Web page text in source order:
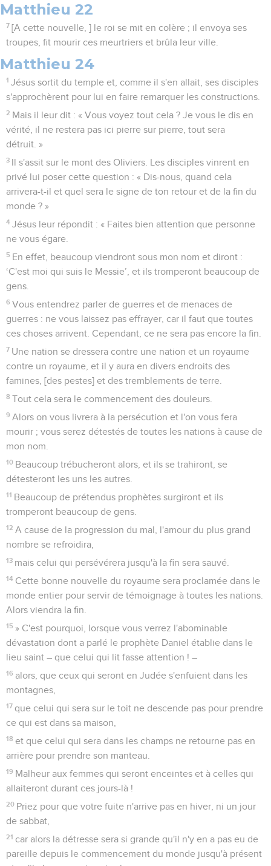
Matthieu 22
7 [A cette nouvelle, ] le roi se mit en colère ; il envoya ses
troupes, fit mourir ces meurtriers et brûla leur ville.
Matthieu 24
1 Jésus sortit du temple et, comme il s'en allait, ses disciples
s'approchèrent pour lui en faire remarquer les constructions.
2 Mais il leur dit : « Vous voyez tout cela ? Je vous le dis en
vérité, il ne restera pas ici pierre sur pierre, tout sera
détruit. »
3
Il s'assit sur le mont des Oliviers. Les disciples vinrent en
privé lui poser cette question : « Dis-nous, quand cela
arrivera-t-il et quel sera le signe de ton retour et de la fin du
monde ? »
4 Jésus leur répondit : « Faites bien attention que personne
ne vous égare.
5 En effet, beaucoup viendront sous mon nom et diront :
‘C'est moi qui suis le Messie’, et ils tromperont beaucoup de
gens.
6 Vous entendrez parler de guerres et de menaces de
guerres : ne vous laissez pas effrayer, car il faut que toutes
ces choses arrivent. Cependant, ce ne sera pas encore la fin.
7 Une nation se dressera contre une nation et un royaume
contre un royaume, et il y aura en divers endroits des
famines, [des pestes] et des tremblements de terre.
8 Tout cela sera le commencement des douleurs.
9 Alors on vous livrera à la persécution et l'on vous fera
mourir ; vous serez détestés de toutes les nations à cause de
mon nom.
10 Beaucoup trébucheront alors, et ils se trahiront, se
détesteront les uns les autres.
11 Beaucoup de prétendus prophètes surgiront et ils
tromperont beaucoup de gens.
12 A cause de la progression du mal, l'amour du plus grand
nombre se refroidira,
13 mais celui qui persévérera jusqu'à la fin sera sauvé.
14 Cette bonne nouvelle du royaume sera proclamée dans le
monde entier pour servir de témoignage à toutes les nations.
Alors viendra la fin.
15 » C'est pourquoi, lorsque vous verrez l'abominable
dévastation dont a parlé le prophète Daniel établie dans le
lieu saint – que celui qui lit fasse attention ! –
16 alors, que ceux qui seront en Judée s'enfuient dans les
montagnes,
17 que celui qui sera sur le toit ne descende pas pour prendre
ce qui est dans sa maison,
18 et que celui qui sera dans les champs ne retourne pas en
arrière pour prendre son manteau.
19 Malheur aux femmes qui seront enceintes et à celles qui
allaiteront durant ces jours-là !
20 Priez pour que votre fuite n'arrive pas en hiver, ni un jour
de sabbat,
21 car alors la détresse sera si grande qu'il n'y en a pas eu de
pareille depuis le commencement du monde jusqu'à présent